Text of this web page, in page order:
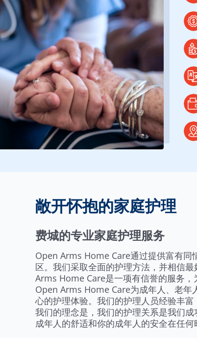
敞开怀抱的家庭护理
费城的专业家庭护理服务
Open Arms Home Care通过提供富有同
区。我们采取全面的护理方法，并相信
Arms Home Care是一项有信誉的服务，
Open Arms Home Care为成年人、老年
心的护理体验。我们的护理人员经验丰
我们的理念是，我们的护理关系是我们
成年人的舒适和你的成年人的安全在任何